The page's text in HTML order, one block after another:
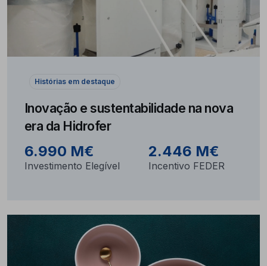
Histórias em destaque
Inovação e sustentabilidade na nova
era da Hidrofer
6.990 M€
Investimento Elegível
2.446 M€
Incentivo FEDER